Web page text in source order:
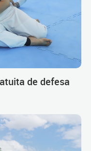
de defesa